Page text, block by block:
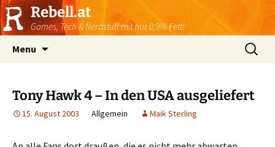
Rebell.at
Games, Tech & Nerdstuff mit nur 0,9% Fett!
Menu
Suchen
nach:
Tony Hawk 4 – In den USA ausgeliefert
15. August 2003 Allgemein Maik Sterling